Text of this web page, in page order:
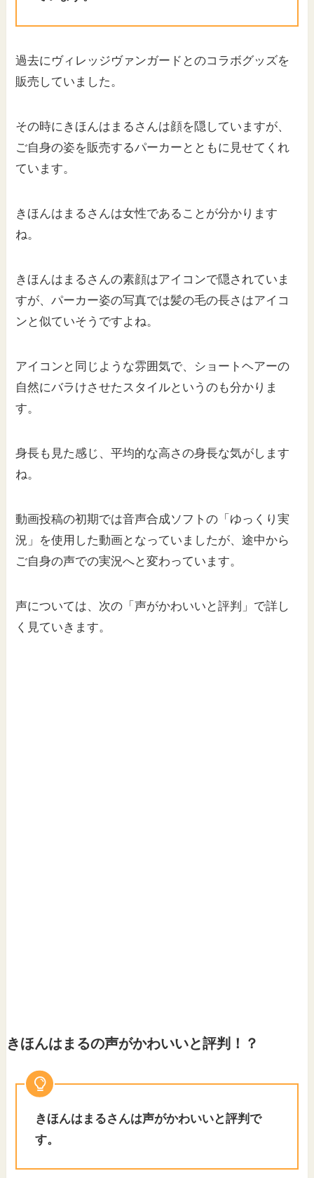
過去にヴィレッジヴァンガードとのコラボグッズを
販売していました。
その時にきほんはまるさんは顔を隠していますが、
ご自身の姿を販売するパーカーとともに見せてくれ
ています。
きほんはまるさんは女性であることが分かります
ね。
きほんはまるさんの素顔はアイコンで隠されていま
すが、パーカー姿の写真では髪の毛の長さはアイコ
ンと似ていそうですよね。
アイコンと同じような雰囲気で、ショートヘアーの
自然にバラけさせたスタイルというのも分かりま
す。
身長も見た感じ、平均的な高さの身長な気がします
ね。
動画投稿の初期では音声合成ソフトの「ゆっくり実
況」を使用した動画となっていましたが、途中から
ご自身の声での実況へと変わっています。
声については、次の「声がかわいいと評判」で詳し
く見ていきます。
きほんはまるの声がかわいいと評判！？
きほんはまるさんは声がかわいいと評判で
す。